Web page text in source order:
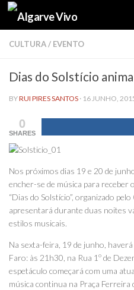
Skip to content
CULTURA/ EVENTO
Dias do Solstício
BYRUI PIRES SANTOS · 16 JUNHO,
0
SHARES
Nos próximos dias 19 e 20 de
encher-se de música para receber
“Dias do Solstício”, organizado
apresentará durante duas noites
estilos musicais.
Na sexta-feira, 19 de junho, haverá
Faro: às 21h30, na Rua 1º de
espetáculo começará com uma
música continua na Praça Ferreira